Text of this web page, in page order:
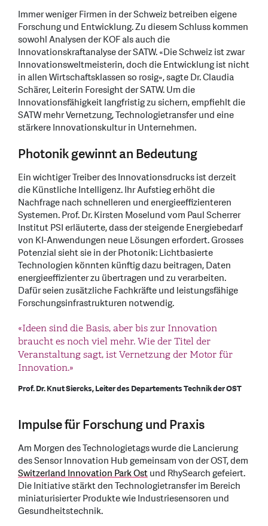
Immer weniger Firmen in der Schweiz betreiben eigene
Forschung und Entwicklung. Zu diesem Schluss kommen
sowohl Analysen der KOF als auch die
Innovationskraftanalyse der SATW. «Die Schweiz ist zwar
Innovationsweltmeisterin, doch die Entwicklung ist nicht
in allen Wirtschaftsklassen so rosig», sagte Dr. Claudia
Schärer, Leiterin Foresight der SATW. Um die
Innovationsfähigkeit langfristig zu sichern, empfiehlt die
SATW mehr Vernetzung, Technologietransfer und eine
stärkere Innovationskultur in Unternehmen.
Photonik gewinnt an Bedeutung
Ein wichtiger Treiber des Innovationsdrucks ist derzeit
die Künstliche Intelligenz. Ihr Aufstieg erhöht die
Nachfrage nach schnelleren und energieeffizienteren
Systemen. Prof. Dr. Kirsten Moselund vom Paul Scherrer
Institut PSI erläuterte, dass der steigende Energiebedarf
von KI-Anwendungen neue Lösungen erfordert. Grosses
Potenzial sieht sie in der Photonik: Lichtbasierte
Technologien könnten künftig dazu beitragen, Daten
energieeffizienter zu übertragen und zu verarbeiten.
Dafür seien zusätzliche Fachkräfte und leistungsfähige
Forschungsinfrastrukturen notwendig.
«Ideen sind die Basis, aber bis zur Innovation
braucht es noch viel mehr. Wie der Titel der
Veranstaltung sagt, ist Vernetzung der Motor für
Innovation.»
Prof. Dr. Knut Siercks, Leiter des Departements Technik der OST
Impulse für Forschung und Praxis
Am Morgen des Technologietags wurde die Lancierung
des Sensor Innovation Hub gemeinsam von der OST, dem
Switzerland Innovation Park Ostund RhySearch gefeiert.
Die Initiative stärkt den Technologietransfer im Bereich
miniaturisierter Produkte wie Industriesensoren und
Gesundheitstechnik.